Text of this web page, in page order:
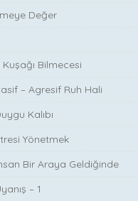
Değer
Bilmecesi
– Agresif Ruh Hali
Kalıbı
Yönetmek
Bir Araya Geldiğinde
– 1